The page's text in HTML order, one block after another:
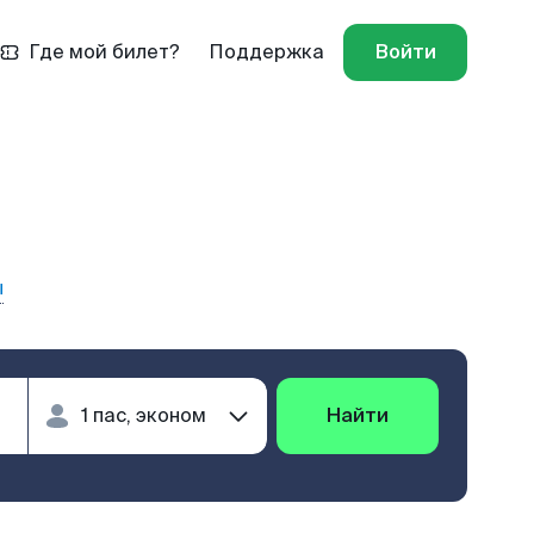
Где мой билет? Поддержка Войти
Найти